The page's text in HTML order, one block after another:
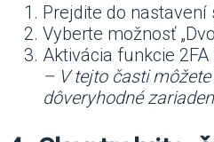
Prejdite do nastavení
Vyberte možnosť
Aktivácia funkcie
– V tejto časti
dôveryhodné